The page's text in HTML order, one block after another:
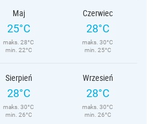
Maj
25°C
maks. 28°C
min. 22°C
Czerwiec
28°C
maks. 30°C
min. 25°C
Sierpień
28°C
maks. 30°C
min. 26°C
Wrzesień
28°C
maks. 30°C
min. 26°C